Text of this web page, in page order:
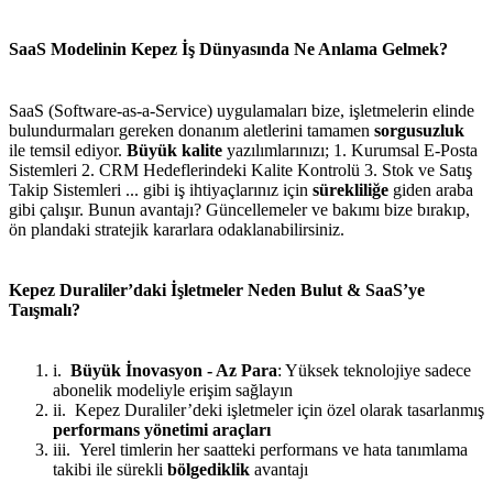
SaaS Modelinin Kepez İş Dünyasında Ne Anlama Gelmek?
SaaS (Software-as-a-Service) uygulamaları bize, işletmelerin elinde
bulundurmaları gereken donanım aletlerini tamamen sorgusuzluk
ile temsil ediyor. Büyük kalite yazılımlarınızı; 1. Kurumsal E-Posta
Sistemleri 2. CRM Hedeflerindeki Kalite Kontrolü 3. Stok ve Satış
Takip Sistemleri ... gibi iş ihtiyaçlarınız için sürekliliğe giden araba
gibi çalışır. Bunun avantajı? Güncellemeler ve bakımı bize bırakıp,
ön plandaki stratejik kararlara odaklanabilirsiniz.
Kepez Duraliler’daki İşletmeler Neden Bulut & SaaS’ye
Taışmalı?
Büyük İnovasyon - Az Para: Yüksek teknolojiye sadece
abonelik modeliyle erişim sağlayın
Kepez Duraliler’deki işletmeler için özel olarak tasarlanmış
performans yönetimi araçları
Yerel timlerin her saatteki performans ve hata tanımlama
takibi ile sürekli bölgediklik avantajı